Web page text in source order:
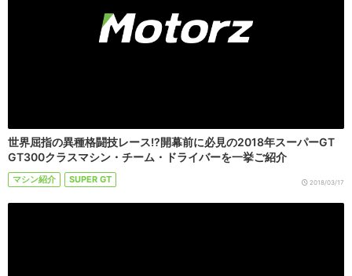
世界屈指の異種格闘技レース!?開幕前に必見の2018年スーパーGT
GT300クラスマシン・チーム・ドライバーを一挙ご紹介
マシン紹介 SUPER GT 2018/03/17